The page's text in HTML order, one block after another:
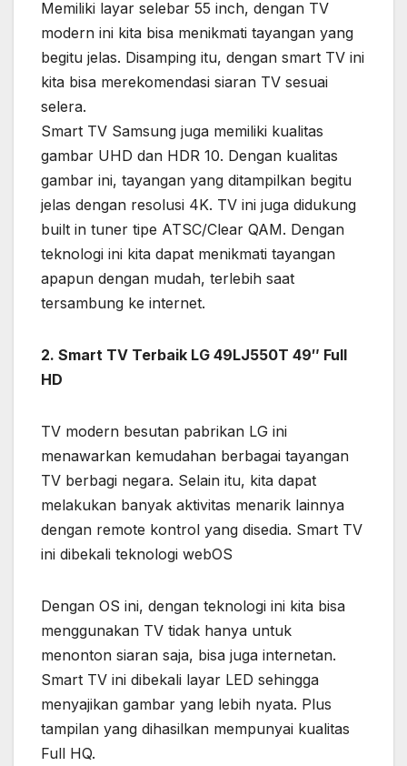
Memiliki layar selebar 55 inch, dengan TV
modern ini kita bisa menikmati tayangan yang
begitu jelas. Disamping itu, dengan smart TV ini
kita bisa merekomendasi siaran TV sesuai
selera.
Smart TV Samsung juga memiliki kualitas
gambar UHD dan HDR 10. Dengan kualitas
gambar ini, tayangan yang ditampilkan begitu
jelas dengan resolusi 4K. TV ini juga didukung
built in tuner tipe ATSC/Clear QAM. Dengan
teknologi ini kita dapat menikmati tayangan
apapun dengan mudah, terlebih saat
tersambung ke internet.
2. Smart TV Terbaik LG 49LJ550T 49″ Full
HD
TV modern besutan pabrikan LG ini
menawarkan kemudahan berbagai tayangan
TV berbagi negara. Selain itu, kita dapat
melakukan banyak aktivitas menarik lainnya
dengan remote kontrol yang disedia. Smart TV
ini dibekali teknologi webOS
Dengan OS ini, dengan teknologi ini kita bisa
menggunakan TV tidak hanya untuk
menonton siaran saja, bisa juga internetan.
Smart TV ini dibekali layar LED sehingga
menyajikan gambar yang lebih nyata. Plus
tampilan yang dihasilkan mempunyai kualitas
Full HQ.